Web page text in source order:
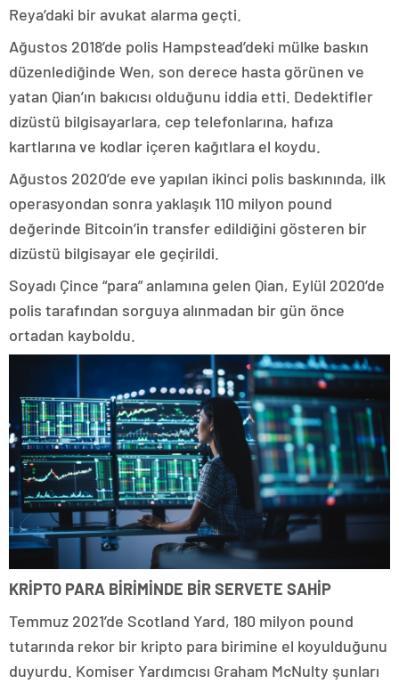
Reya’daki bir avukat alarma geçti.
Ağustos 2018’de polis Hampstead’deki mülke baskın
düzenlediğinde Wen, son derece hasta görünen ve
yatan Qian’ın bakıcısı olduğunu iddia etti. Dedektifler
dizüstü bilgisayarlara, cep telefonlarına, hafıza
kartlarına ve kodlar içeren kağıtlara el koydu.
Ağustos 2020’de eve yapılan ikinci polis baskınında, ilk
operasyondan sonra yaklaşık 110 milyon pound
değerinde Bitcoin’in transfer edildiğini gösteren bir
dizüstü bilgisayar ele geçirildi.
Soyadı Çince “para” anlamına gelen Qian, Eylül 2020’de
polis tarafından sorguya alınmadan bir gün önce
ortadan kayboldu.
KRİPTO PARA BİRİMİNDE BİR SERVETE SAHİP
Temmuz 2021’de Scotland Yard, 180 milyon pound
tutarında rekor bir kripto para birimine el koyulduğunu
duyurdu. Komiser Yardımcısı Graham McNulty şunları